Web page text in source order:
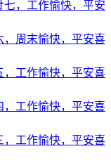
七，工作愉快，平安
，周末愉快，平安喜
，工作愉快，平安喜
，工作愉快，平安喜
，工作愉快，平安喜